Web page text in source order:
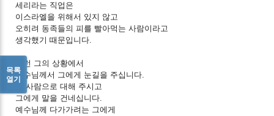
세리라는 직업은
이스라엘을 위해서 있지 않고
오히려 동족들의 피를 빨아먹는 사람이라고
생각했기 때문입니다.
그런 그의 상황에서
예수님께서 그에게 눈길을 주십니다.
한 사람으로 대해 주시고
그에게 말을 건네십니다.
예수님께 다가가려는 그에게
목록
열기